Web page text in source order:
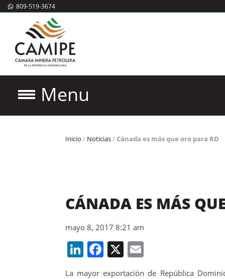
809-519-3674
Menu
Inicio / Noticias/Cánada es más que oro para RD
CÁNADA ES MÁS
mayo 8, 2017 8:21 am
LinkedIn
Facebook
X
La mayor exportación de República